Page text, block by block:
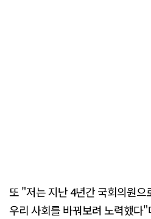
또 "저는 지난 4년간 국회의원
우리 사회를 바꿔보려 노력했다